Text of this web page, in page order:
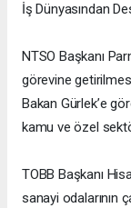
İş Dünyasından
NTSO Başkanı
görevine
Bakan Gürlek’e
kamu ve özel
TOBB Başkanı
sanayi odalarının